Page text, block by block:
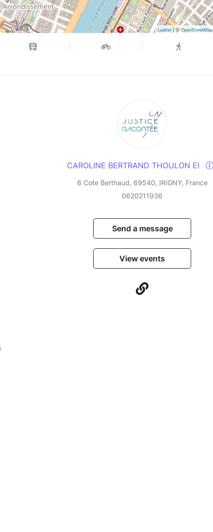
Leaflet| ©OpenStreetMap
CAROLINE BERTRAND THOULON EI
6 Cote Berthaud, 69540, IRIGNY, France
0620211936
Send a message
View events